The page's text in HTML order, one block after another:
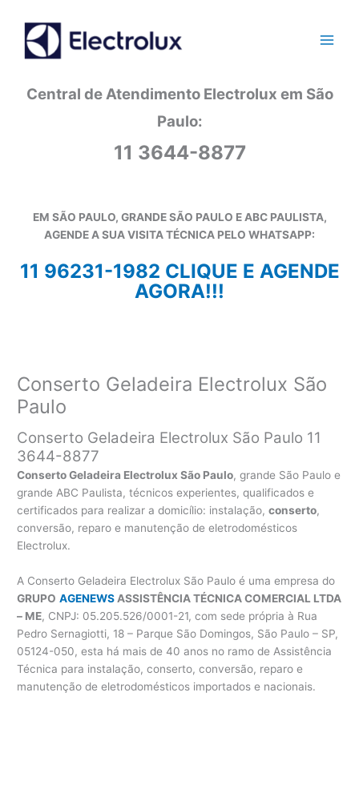
conteúdo
Central de Atendimento Electrolux em São
Paulo:
11 3644-8877
EM SÃO PAULO, GRANDE SÃO PAULO E ABC PAULISTA,
AGENDE A SUA VISITA TÉCNICA PELO WHATSAPP:
11 96231-1982 CLIQUE E AGENDE
AGORA!!!
Conserto Geladeira Electrolux São
Paulo
Conserto Geladeira Electrolux São Paulo 11
3644-8877
Conserto Geladeira Electrolux São Paulo, grande São Paulo e
grande ABC Paulista, técnicos experientes, qualificados e
certificados para realizar a domicílio: instalação,conserto,
conversão, reparo e manutenção de eletrodomésticos
Electrolux.
A Conserto Geladeira Electrolux São Paulo é uma empresa do
GRUPO AGENEWS ASSISTÊNCIA TÉCNICA COMERCIAL LTDA
– ME, CNPJ: 05.205.526/0001-21, com sede própria à Rua
Pedro Sernagiotti, 18 – Parque São Domingos, São Paulo – SP,
05124-050, esta há mais de 40 anos no ramo de Assistência
Técnica para instalação, conserto, conversão, reparo e
manutenção de eletrodomésticos importados e nacionais.